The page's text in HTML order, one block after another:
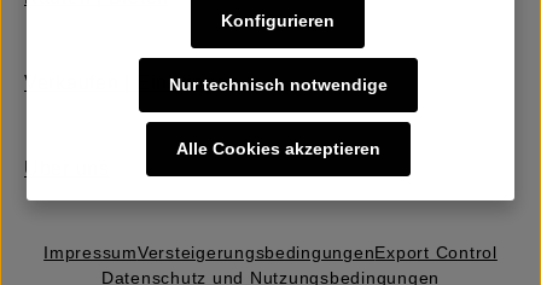
Verkaufen | Einbringen
Über uns
ImpressumVersteigerungs­bedingungenExport Control
Datenschutz und Nutzungsbedingungen
Nur technisch notwendige
Konfigurieren
Alle Cookies akzeptieren